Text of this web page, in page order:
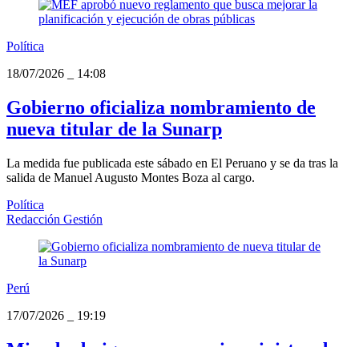
Política
18/07/2026
14:08
Gobierno oficializa nombramiento de
nueva titular de la Sunarp
La medida fue publicada este sábado en El Peruano y se da tras la
salida de Manuel Augusto Montes Boza al cargo.
Política
Redacción Gestión
Perú
17/07/2026
19:19